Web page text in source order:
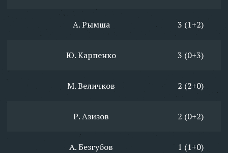
А. Рымша 3 (1+2)
Ю. Карпенко 3 (0+3)
М. Величков 2 (2+0)
Р. Азизов 2 (0+2)
А. Безгубов 1 (1+0)